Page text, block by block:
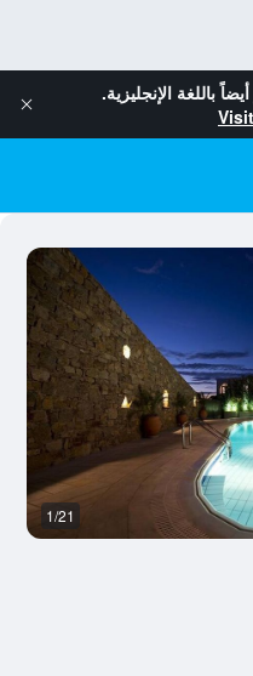
باللغة الإنجليزية.
1/21